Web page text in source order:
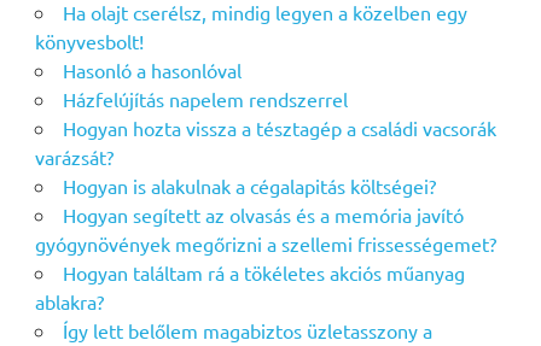
Ha olajt cserélsz, mindig legyen a közelben egy
könyvesbolt!
Hasonló a hasonlóval
Házfelújítás napelem rendszerrel
Hogyan hozta vissza a tésztagép a családi vacsorák
varázsát?
Hogyan is alakulnak a cégalapitás költségei?
Hogyan segített az olvasás és a memória javító
gyógynövények megőrizni a szellemi frissességemet?
Hogyan találtam rá a tökéletes akciós műanyag
ablakra?
Így lett belőlem magabiztos üzletasszony a